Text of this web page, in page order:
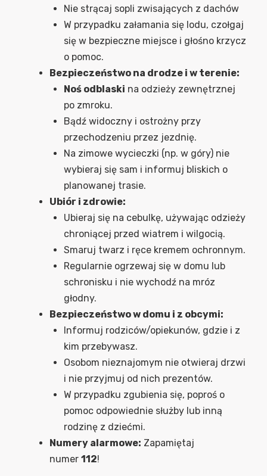
Nie strącaj sopli zwisających z dachów
W przypadku załamania się lodu, czołgaj
się w bezpieczne miejsce i głośno krzycz
o pomoc.
Bezpieczeństwo na drodze i w terenie:
Noś odblaski na odzieży zewnętrznej
po zmroku.
Bądź widoczny i ostrożny przy
przechodzeniu przez jezdnię.
Na zimowe wycieczki (np. w góry) nie
wybieraj się sam i informuj bliskich o
planowanej trasie.
Ubiór i zdrowie:
Ubieraj się na cebulkę, używając odzieży
chroniącej przed wiatrem i wilgocią.
Smaruj twarz i ręce kremem ochronnym.
Regularnie ogrzewaj się w domu lub
schronisku i nie wychodź na mróz
głodny.
Bezpieczeństwo w domu i z obcymi:
Informuj rodziców/opiekunów, gdzie i z
kim przebywasz.
Osobom nieznajomym nie otwieraj drzwi
i nie przyjmuj od nich prezentów.
W przypadku zgubienia się, poproś o
pomoc odpowiednie służby lub inną
rodzinę z dziećmi.
Numery alarmowe: Zapamiętaj
numer 112!